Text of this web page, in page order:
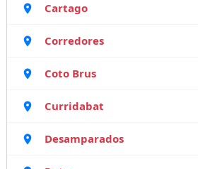
Cartago
Corredores
Coto Brus
Curridabat
Desamparados